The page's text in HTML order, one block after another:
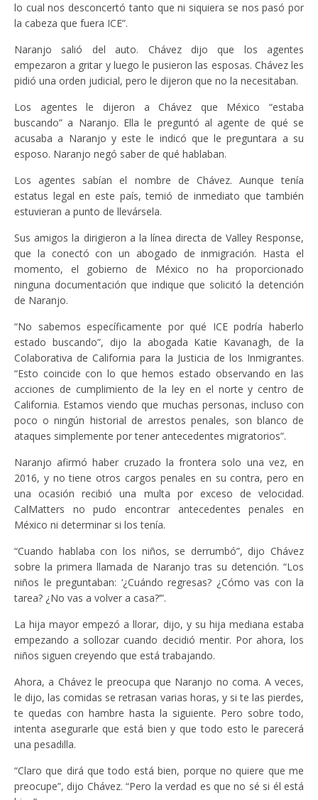
lo cual nos desconcertó tanto que ni siquiera se nos pasó por
la cabeza que fuera ICE”.
Naranjo salió del auto. Chávez dijo que los agentes
empezaron a gritar y luego le pusieron las esposas. Chávez les
pidió una orden judicial, pero le dijeron que no la necesitaban.
Los agentes le dijeron a Chávez que México “estaba
buscando” a Naranjo. Ella le preguntó al agente de qué se
acusaba a Naranjo y este le indicó que le preguntara a su
esposo. Naranjo negó saber de qué hablaban.
Los agentes sabían el nombre de Chávez. Aunque tenía
estatus legal en este país, temió de inmediato que también
estuvieran a punto de llevársela.
Sus amigos la dirigieron a la línea directa de Valley Response,
que la conectó con un abogado de inmigración. Hasta el
momento, el gobierno de México no ha proporcionado
ninguna documentación que indique que solicitó la detención
de Naranjo.
“No sabemos específicamente por qué ICE podría haberlo
estado buscando”, dijo la abogada Katie Kavanagh, de la
Colaborativa de California para la Justicia de los Inmigrantes.
“Esto coincide con lo que hemos estado observando en las
acciones de cumplimiento de la ley en el norte y centro de
California. Estamos viendo que muchas personas, incluso con
poco o ningún historial de arrestos penales, son blanco de
ataques simplemente por tener antecedentes migratorios”.
Naranjo afirmó haber cruzado la frontera solo una vez, en
2016, y no tiene otros cargos penales en su contra, pero en
una ocasión recibió una multa por exceso de velocidad.
CalMatters no pudo encontrar antecedentes penales en
México ni determinar si los tenía.
“Cuando hablaba con los niños, se derrumbó”, dijo Chávez
sobre la primera llamada de Naranjo tras su detención. “Los
niños le preguntaban: ‘¿Cuándo regresas? ¿Cómo vas con la
tarea? ¿No vas a volver a casa?’”.
La hija mayor empezó a llorar, dijo, y su hija mediana estaba
empezando a sollozar cuando decidió mentir. Por ahora, los
niños siguen creyendo que está trabajando.
Ahora, a Chávez le preocupa que Naranjo no coma. A veces,
le dijo, las comidas se retrasan varias horas, y si te las pierdes,
te quedas con hambre hasta la siguiente. Pero sobre todo,
intenta asegurarle que está bien y que todo esto le parecerá
una pesadilla.
“Claro que dirá que todo está bien, porque no quiere que me
preocupe”, dijo Chávez. “Pero la verdad es que no sé si él está